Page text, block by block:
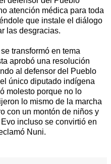
atención médica para toda
que instale el diálogo
las desgracias.
transformó en tema
aprobó una resolución
al defensor del Pueblo
único diputado indígena
molesto porque no lo
lo mismo de la marcha
con un montón de niños y
incluso se convirtió en
Nuni.